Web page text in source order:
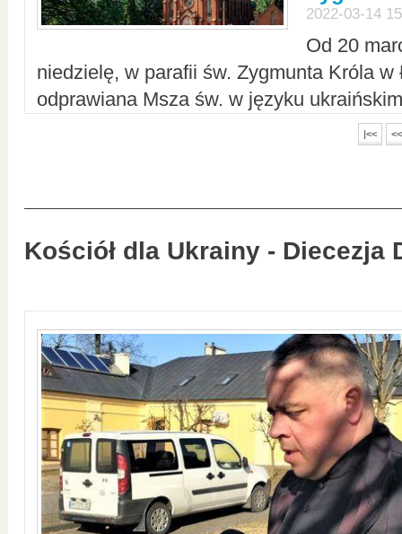
2022-03-14
Od 20
niedzielę, w parafii św. Zygmunta Króla w
odprawiana Msza św. w języku
|<< <<
Kościół dla Ukrainy - Diecezja